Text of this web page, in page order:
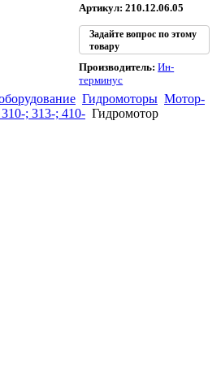
Артикул: 210.12.06.05
Задайте вопрос по этому
товару
Производитель:Ин-
терминус
Гидромоторы Мотор-
; 313-; 410- Гидромотор